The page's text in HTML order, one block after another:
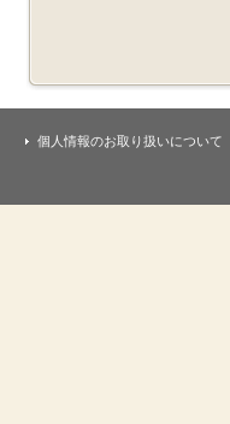
個人情報のお取り扱いについて